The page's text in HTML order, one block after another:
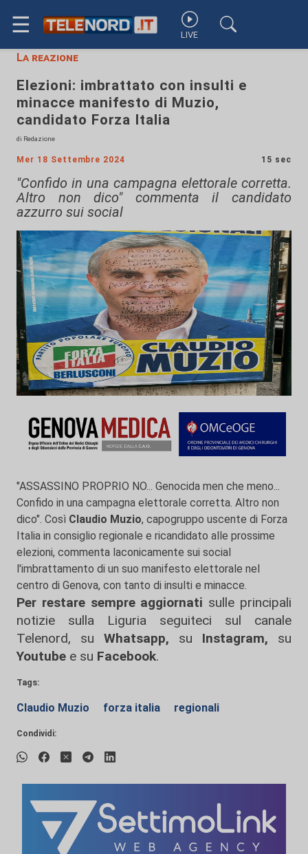
☰ LIVE
La reazione
Elezioni: imbrattato con insulti e
minacce manifesto di Muzio,
candidato Forza Italia
di Redazione
Mer 18 Settembre 2024 15 sec
"Confido in una campagna elettorale corretta.
Altro non dico" commenta il candidato
azzurro sui social
"ASSASSINO PROPRIO NO... Genocida men che meno...
Confido in una campagna elettorale corretta. Altro non
dico". Così Claudio Muzio, capogruppo uscente di Forza
Italia in consiglio regionale e ricandidato alle prossime
elezioni, commenta laconicamente sui social
l'imbrattamento di un suo manifesto elettorale nel
centro di Genova, con tanto di insulti e minacce.
Per restare sempre aggiornati sulle principali
notizie sulla Liguria seguiteci sul canale
Telenord, su
Whatsapp, su Instagram, su
Youtube e su Facebook.
Tags:
Claudio Muzio forza italia regionali
Condividi: